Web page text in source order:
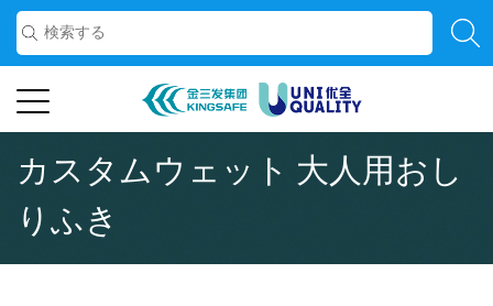
カスタムウェット 大人用おし
りふき